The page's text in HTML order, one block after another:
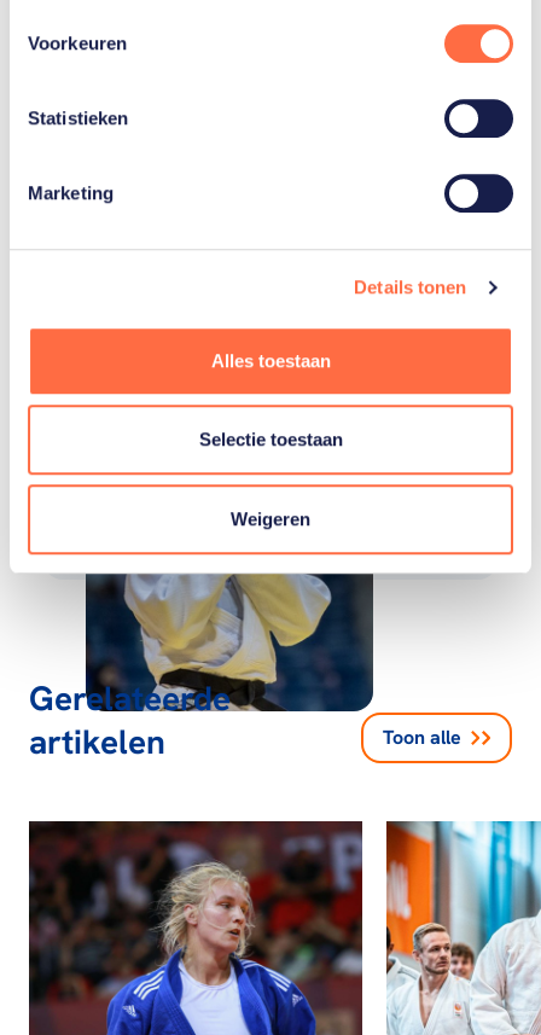
Voorkeuren
Statistieken
Marketing
Details tonen
Alles toestaan
Selectie toestaan
Weigeren
Judo
Gerelateerde
artikelen
Toon alle